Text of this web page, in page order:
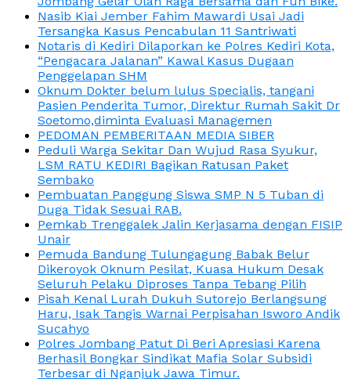
Nasib Kiai Jember Fahim Mawardi Usai Jadi
Tersangka Kasus Pencabulan 11 Santriwati
Notaris di Kediri Dilaporkan ke Polres Kediri Kota,
“Pengacara Jalanan” Kawal Kasus Dugaan
Penggelapan SHM
Oknum Dokter belum lulus Specialis, tangani
Pasien Penderita Tumor, Direktur Rumah Sakit Dr
Soetomo,diminta Evaluasi Managemen
PEDOMAN PEMBERITAAN MEDIA SIBER
Peduli Warga Sekitar Dan Wujud Rasa Syukur,
LSM RATU KEDIRI Bagikan Ratusan Paket
Sembako
Pembuatan Panggung Siswa SMP N 5 Tuban di
Duga Tidak Sesuai RAB.
Pemkab Trenggalek Jalin Kerjasama dengan FISIP
Unair
Pemuda Bandung Tulungagung Babak Belur
Dikeroyok Oknum Pesilat, Kuasa Hukum Desak
Seluruh Pelaku Diproses Tanpa Tebang Pilih
Pisah Kenal Lurah Dukuh Sutorejo Berlangsung
Haru, Isak Tangis Warnai Perpisahan Isworo Andik
Sucahyo
Polres Jombang Patut Di Beri Apresiasi Karena
Berhasil Bongkar Sindikat Mafia Solar Subsidi
Terbesar di Nganjuk Jawa Timur.